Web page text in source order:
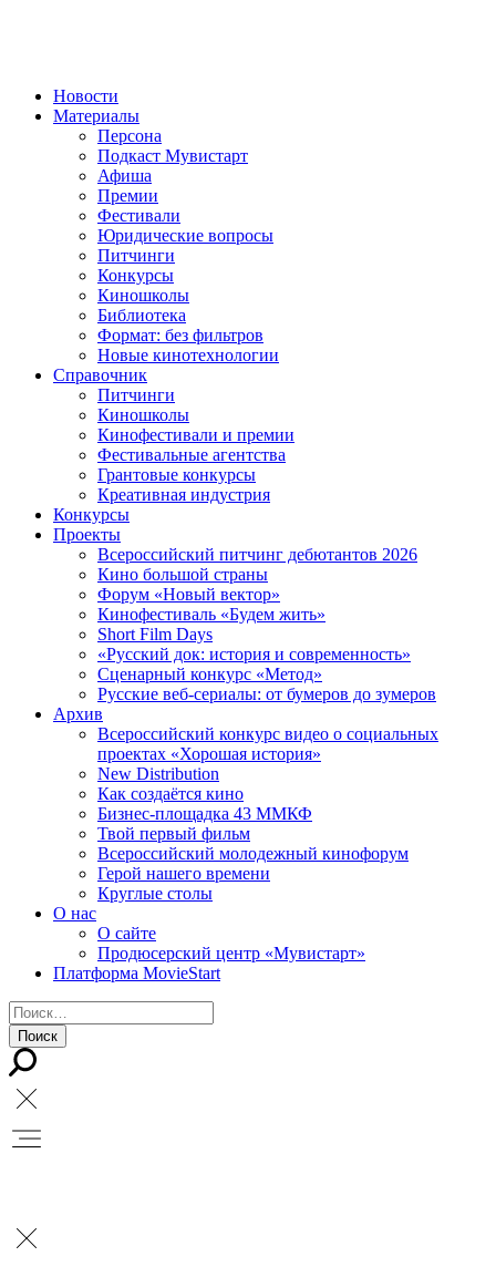
Новости
Материалы
Персона
Подкаст Мувистарт
Афиша
Премии
Фестивали
Юридические вопросы
Питчинги
Конкурсы
Киношколы
Библиотека
Формат: без фильтров
Новые кинотехнологии
Справочник
Питчинги
Киношколы
Кинофестивали и премии
Фестивальные агентства
Грантовые конкурсы
Креативная индустрия
Конкурсы
Проекты
Всероссийский питчинг дебютантов 2026
Кино большой страны
Форум «Новый вектор»
Кинофестиваль «Будем жить»
Short Film Days
«Русский док: история и современность»
Сценарный конкурс «Метод»
Русские веб-сериалы: от бумеров до зумеров
Архив
Всероссийский конкурс видео о социальных
проектах «Хорошая история»
New Distribution
Как создаётся кино
Бизнес-площадка 43 ММКФ
Твой первый фильм
Всероссийский молодежный кинофорум
Герой нашего времени
Круглые столы
О нас
О сайте
Продюсерский центр «Мувистарт»
Платформа MovieStart